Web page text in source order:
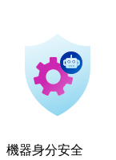
機器身分安全